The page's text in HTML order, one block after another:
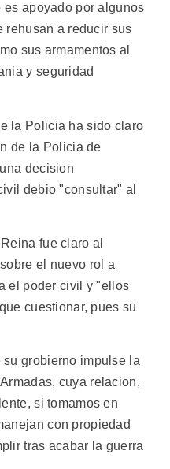
apoyado por algunos
rehusan a reducir sus
sus armamentos al
y seguridad
la Policia ha sido claro
de la Policia de
decision
debio "consultar" al
fue claro al
el nuevo rol a
el poder civil y "ellos
cuestionar, pues su
su grobierno impulse la
cuya relacion,
si tomamos en
con propiedad
tras acabar la guerra